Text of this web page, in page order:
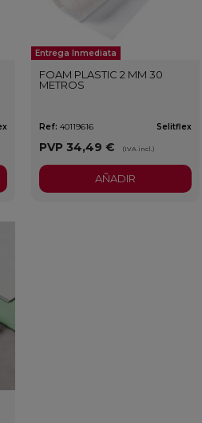
Entrega Inmediata
FOAM PLASTIC 2 MM 30
METROS
Ref: 40119616 Selitflex
PVP 34,49 € (IVA incl.)
AÑADIR